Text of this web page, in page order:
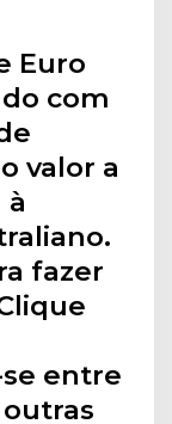
Euro
com
valor a
à
fazer
entre